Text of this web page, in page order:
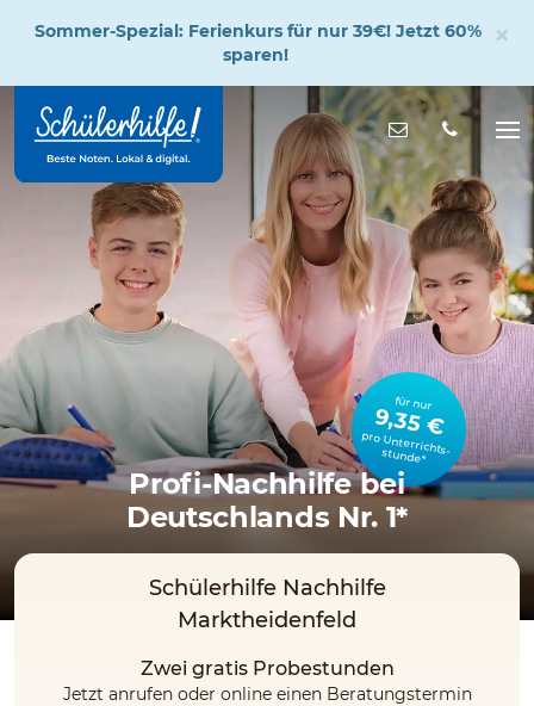
Hauptinhalt
Nachricht
für nur
9,35 €
pro Unterrichts­stunde*
Profi-Nachhilfe bei
Deutschlands Nr. 1*
Schülerhilfe Nachhilfe
Marktheidenfeld
Zwei gratis Probestunden
Jetzt anrufen oder online einen Beratungstermin
Sommer-Spezial: Ferienkurs für nur 39€! Jetzt 60%
sparen!
×